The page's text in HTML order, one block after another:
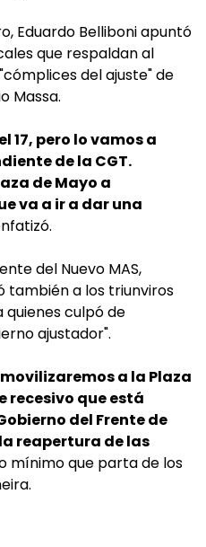
Eduardo Belliboni apuntó
que respaldan al
del ajuste" de
Massa.
17, pero lo vamos a
de la CGT.
de Mayo a
va a ir a dar una
del Nuevo MAS,
también a los triunviros
culpó de
ajustador".
a la Plaza
recesivo que está
del Frente de
reapertura de las
mínimo que parta de los